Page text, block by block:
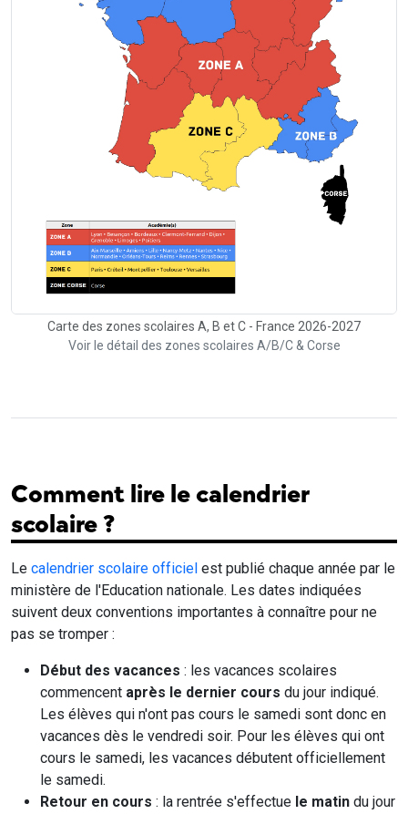
Carte des zones scolaires A, B et C - France 2026-2027
Voir le détail des zones scolaires A/B/C & Corse
Comment lire le calendrier
scolaire ?
Le calendrier scolaire officiel est publié chaque année par le
ministère de l'Education nationale. Les dates indiquées
suivent deux conventions importantes à connaître pour ne
pas se tromper :
Début des vacances : les vacances scolaires
commencent après le dernier cours du jour indiqué.
Les élèves qui n'ont pas cours le samedi sont donc en
vacances dès le vendredi soir. Pour les élèves qui ont
cours le samedi, les vacances débutent officiellement
le samedi.
Retour en cours : la rentrée s'effectue le matin du jour